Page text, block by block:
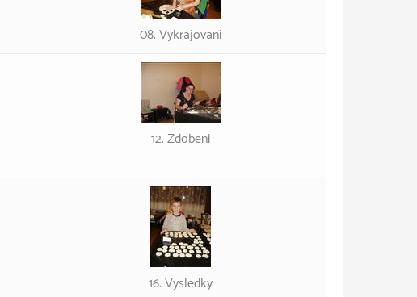
08. Vykrajovani
12. Zdobeni
16. Vysledky